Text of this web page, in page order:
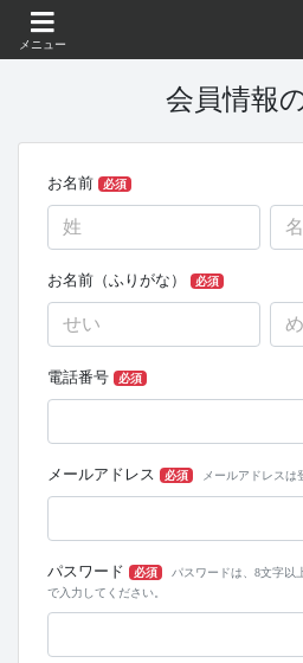
メニュー
会員情報
お名前 必須
お名前（ふりがな） 必須
電話番号 必須
メールアドレス 必須 メールアドレスは
パスワード 必須
パスワードは、8文字以
で入力してください。